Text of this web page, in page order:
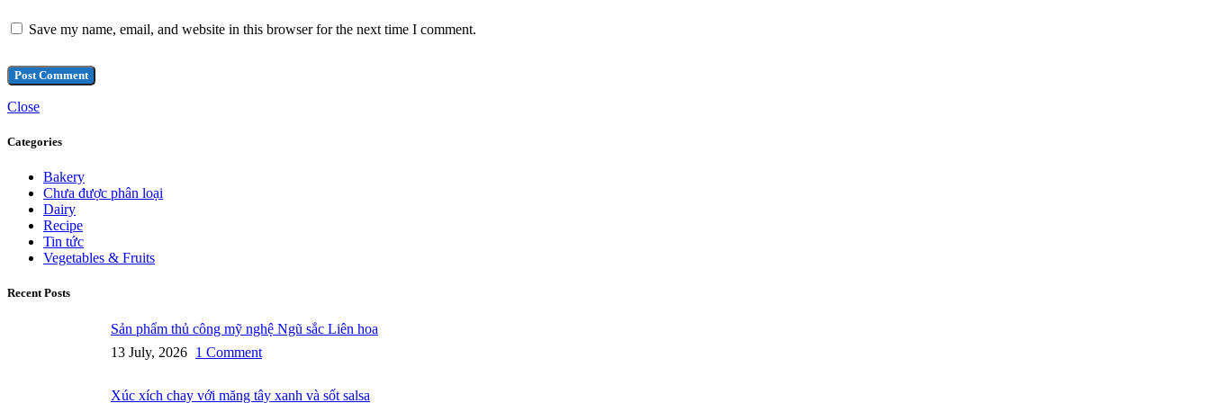
Save my name, email, and website in this browser for the next time I comment.
Close
Categories
Bakery
Chưa được phân loại
Dairy
Recipe
Tin tức
Vegetables & Fruits
Recent Posts
Sản phẩm thủ công mỹ nghệ Ngũ sắc Liên hoa
13 July, 2026 1 Comment
Xúc xích chay với măng tây xanh và sốt salsa